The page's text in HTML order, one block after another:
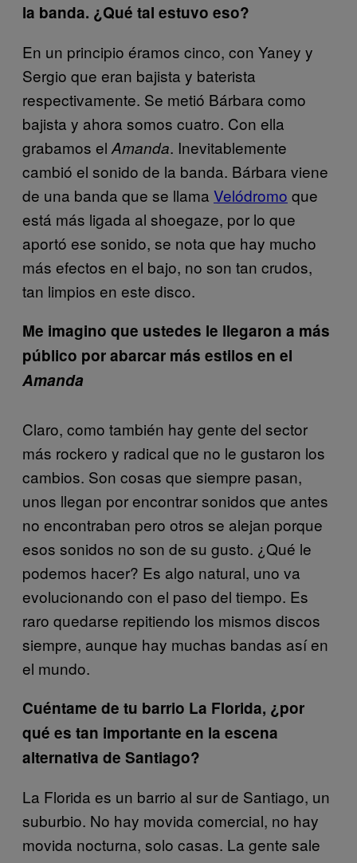
la banda. ¿Qué tal estuvo eso?
En un principio éramos cinco, con Yaney y
Sergio que eran bajista y baterista
respectivamente. Se metió Bárbara como
bajista y ahora somos cuatro. Con ella
grabamos el Amanda. Inevitablemente
cambió el sonido de la banda. Bárbara viene
de una banda que se llama Velódromo que
está más ligada al shoegaze, por lo que
aportó ese sonido, se nota que hay mucho
más efectos en el bajo, no son tan crudos,
tan limpios en este disco.
Me imagino que ustedes le llegaron a más
público por abarcar más estilos en el
Amanda
Claro, como también hay gente del sector
más rockero y radical que no le gustaron los
cambios. Son cosas que siempre pasan,
unos llegan por encontrar sonidos que antes
no encontraban pero otros se alejan porque
esos sonidos no son de su gusto. ¿Qué le
podemos hacer? Es algo natural, uno va
evolucionando con el paso del tiempo. Es
raro quedarse repitiendo los mismos discos
siempre, aunque hay muchas bandas así en
el mundo.
Cuéntame de tu barrio La Florida, ¿por
qué es tan importante en la escena
alternativa de Santiago?
La Florida es un barrio al sur de Santiago, un
suburbio. No hay movida comercial, no hay
movida nocturna, solo casas. La gente sale